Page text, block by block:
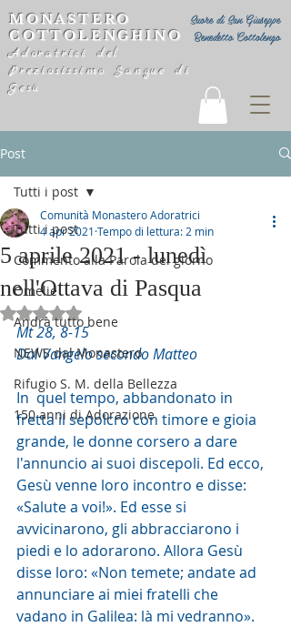
Suore di San Giuseppe
Benedetto Cottolengo
MONASTERO
COTTOLENGHINO
Adoratrici del
Preziosissimo Sangue di
Gesù
Post
Tutti i post
Commento alla Parola del giorno
Omelie
Andrà tutto bene
NEWS dal Monastero
Rifugio S. M. della Bellezza
150 anni di Adorazione
Tutti i post
5 aprile 2021 - lunedì
nell'Ottava di Pasqua
Comunità Monastero Adoratrici
4 apr 2021 Tempo di lettura: 2 min
Valutazione NaN stelle su 5.
Mt 28, 8-15
Dal Vangelo secondo Matteo
In  quel tempo, abbandonato in
fretta il sepolcro con timore e gioia
grande, le donne corsero a dare
l'annuncio ai suoi discepoli. Ed ecco,
Gesù venne loro incontro e disse:
«Salute a voi!». Ed esse si
avvicinarono, gli abbracciarono i
piedi e lo adorarono. Allora Gesù
disse loro: «Non temete; andate ad
annunciare ai miei fratelli che
vadano in Galilea: là mi vedranno».